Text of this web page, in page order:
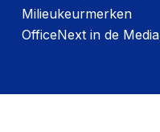
Milieukeurmerken
OfficeNext in de Media